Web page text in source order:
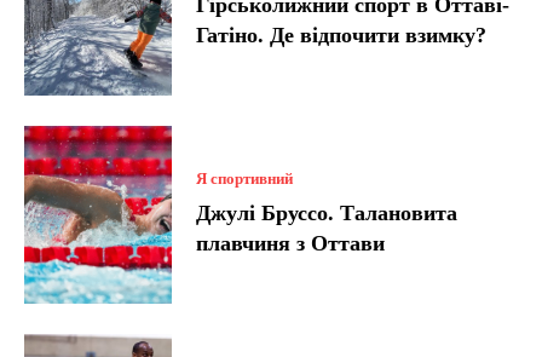
Гірськолижний спорт в Оттаві-
Гатіно. Де відпочити взимку?
Я спортивний
Джулі Бруссо. Талановита
плавчиня з Оттави